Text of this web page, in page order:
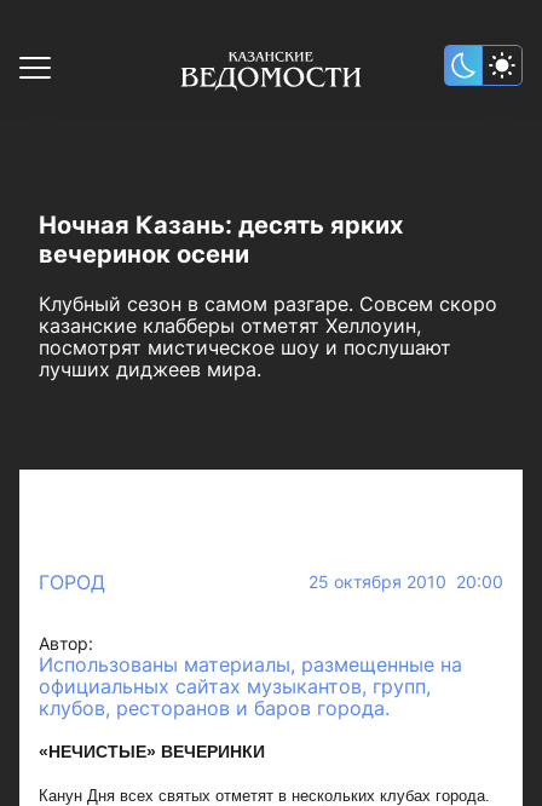
Ночная Казань: десять ярких
вечеринок осени
Клубный сезон в самом разгаре. Совсем скоро
казанские клабберы отметят Хеллоуин,
посмотрят мистическое шоу и послушают
лучших диджеев мира.
ГОРОД 25 октября 2010 20:00
Автор:
Использованы материалы, размещенные на
официальных сайтах музыкантов, групп,
клубов, ресторанов и баров города.
«НЕЧИСТЫЕ» ВЕЧЕРИНКИ
Канун Дня всех святых отметят в нескольких клубах города.